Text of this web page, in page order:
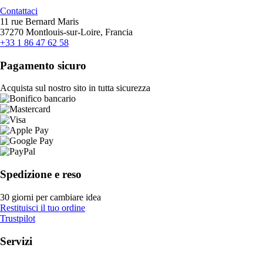
Contattaci
11 rue Bernard Maris
37270 Montlouis-sur-Loire, Francia
+33 1 86 47 62 58
Pagamento sicuro
Acquista sul nostro sito in tutta sicurezza
Spedizione e reso
30 giorni per cambiare idea
Restituisci il tuo ordine
Trustpilot
Servizi